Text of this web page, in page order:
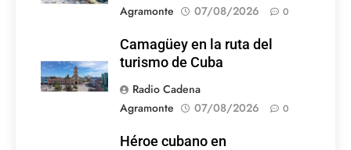
Agramonte
07/08/2026 0
Camagüey en la ruta del
turismo de Cuba
Radio Cadena
Agramonte
07/08/2026 0
Héroe cubano en